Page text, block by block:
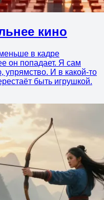
кино
в кадре
он попадает. Я сам
упрямство. И в какой-то
быть игрушкой.